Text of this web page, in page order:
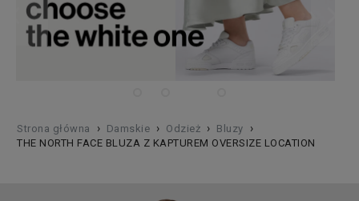
Strona główna › Damskie › Odzież › Bluzy ›
THE NORTH FACE BLUZA Z KAPTUREM OVERSIZE LOCATION